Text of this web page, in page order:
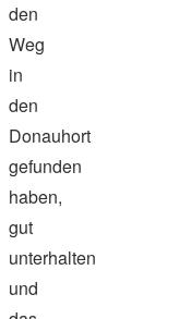
den
Weg
in
den
Donauhort
gefunden
haben,
gut
unterhalten
und